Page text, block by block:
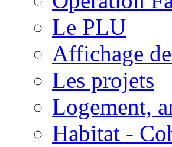
Le PLU
Affichage
Les projets
Logement,
Habitat -